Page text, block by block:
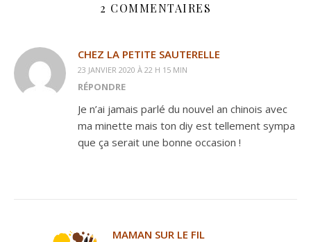
2 COMMENTAIRES
CHEZ LA PETITE SAUTERELLE
23 JANVIER 2020 À 22 H 15 MIN
RÉPONDRE
Je n’ai jamais parlé du nouvel an chinois avec
ma minette mais ton diy est tellement sympa
que ça serait une bonne occasion !
MAMAN SUR LE FIL